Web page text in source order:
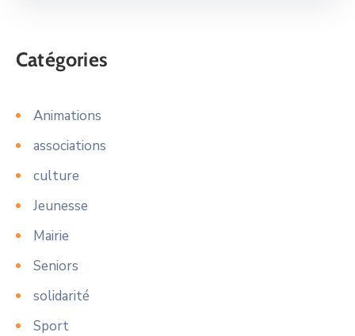
Catégories
Animations
associations
culture
Jeunesse
Mairie
Seniors
solidarité
Sport